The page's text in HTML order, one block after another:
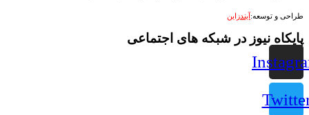
توسعه: آیندزاین
نیوز در شبکه های اجتماعی